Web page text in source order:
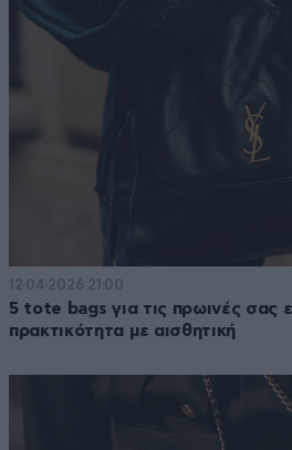
12·04·2026 21:00
5 tote bags για τις πρωινές σας
πρακτικότητα με αισθητική